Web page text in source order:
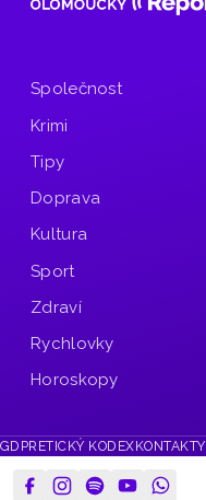
Společnost
Krimi
Tipy
Doprava
Kultura
Sport
Zdraví
Rychlovky
Horoskopy
GDPR ETICKÝ KODEXKONTAKTY